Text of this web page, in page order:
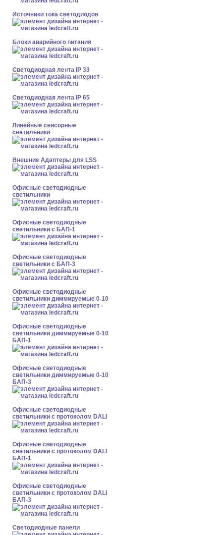
Источники тока светодиодов
Блоки аварийного питания
Светодиодная лента IP 33
Светодиодная лента IP 65
Линейные сенсорные
светильники
Внешние Адаптеры для LSS
Офисные светодиодные
светильники
Офисные светодиодные
светильники с БАП-1
Офисные светодиодные
светильники с БАП-3
Офисные светодиодные
светильники диммируемые 0-10
Офисные светодиодные
светильники диммируемые 0-10
БАП-1
Офисные светодиодные
светильники диммируемые 0-10
БАП-3
Офисные светодиодные
светильники с протоколом DALI
Офисные светодиодные
светильники с протоколом DALI
БАП-1
Офисные светодиодные
светильники с протоколом DALI
БАП-3
Cветодиодные панели